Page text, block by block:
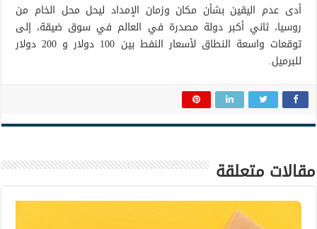
أدى عدم اليقين بشأن مكان وزمان الإمداد ليحل محل الخام من
روسيا، ثاني أكبر دولة مصدرة في العالم في سوق ضيقة، إلى
توقعات واسعة النطاق لأسعار النفط بين 100 دولار و 200 دولار
للبرميل.
مقالات متعلقة